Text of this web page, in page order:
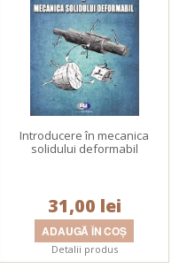
Introducere în mecanica
solidului deformabil
31,00 lei
Detalii produs